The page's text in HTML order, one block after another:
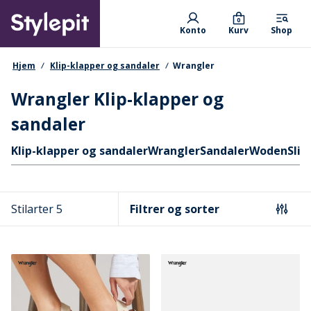
main
content
Primary departments
Konto Kurv
0
Shop
navigationssti
Hjem Klip-klapper og sandaler Wrangler
Wrangler Klip-klapper og
sandaler
Hurtige links
Klip-klapper og sandalerWranglerSandalerWoden
Stilarter 5 Filtrer og sorter